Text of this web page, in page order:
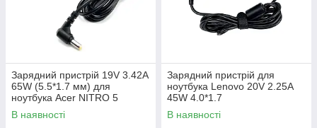
Зарядний пристрій 19V 3.42A
65W (5.5*1.7 мм) для
ноутбука Acer NITRO 5
AN515-31 65
В наявності
Зарядний пристрій для
ноутбука Lenovo 20V 2.25A
45W 4.0*1.7
В наявності